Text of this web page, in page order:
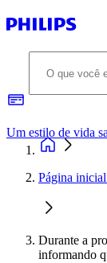
Página
Durante a
informando